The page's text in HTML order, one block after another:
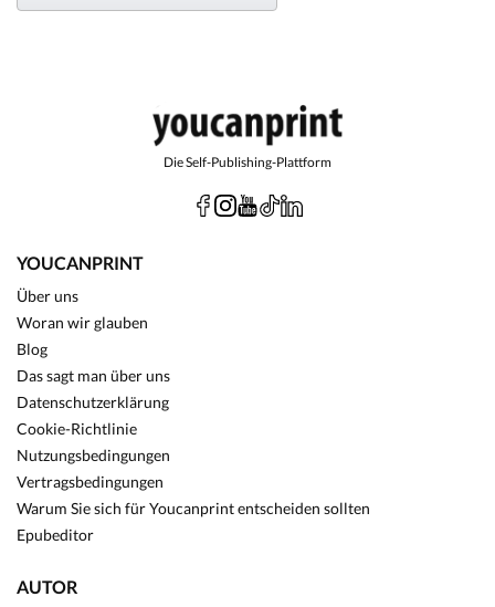
Die Self-Publishing-Plattform
YOUCANPRINT
Über uns
Woran wir glauben
Blog
Das sagt man über uns
Datenschutzerklärung
Cookie-Richtlinie
Nutzungsbedingungen
Vertragsbedingungen
Warum Sie sich für Youcanprint entscheiden sollten
Epubeditor
AUTOR